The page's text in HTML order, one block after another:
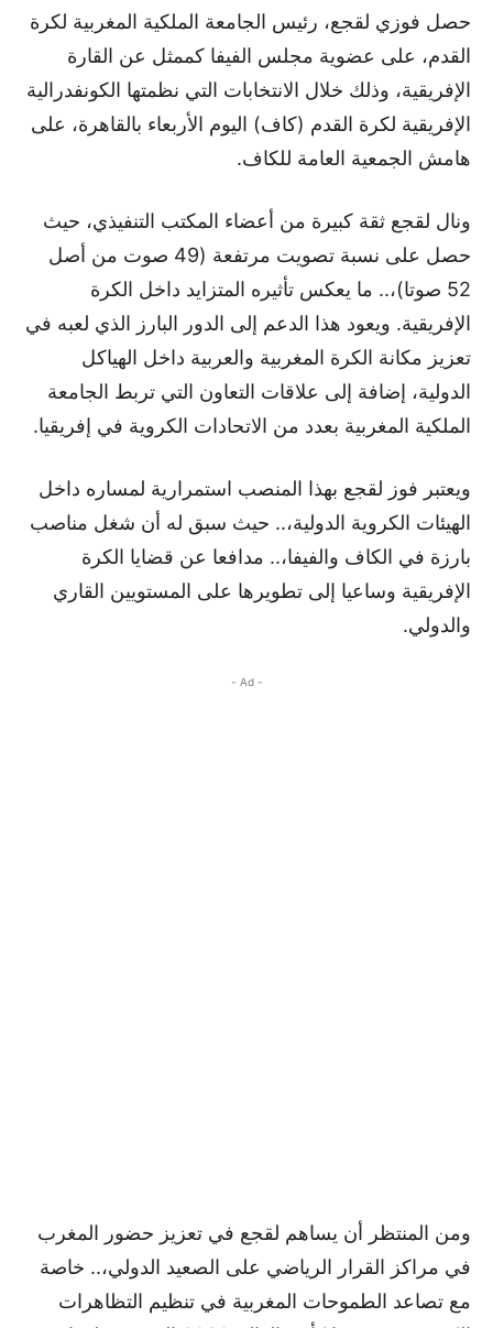
حصل فوزي لقجع، رئيس الجامعة الملكية المغربية لكرة
القدم، على عضوية مجلس الفيفا كممثل عن القارة
الإفريقية، وذلك خلال الانتخابات التي نظمتها الكونفدرالية
الإفريقية لكرة القدم (كاف) اليوم الأربعاء بالقاهرة، على
هامش الجمعية العامة للكاف.
ونال لقجع ثقة كبيرة من أعضاء المكتب التنفيذي، حيث
حصل على نسبة تصويت مرتفعة (49 صوت من أصل
52 صوتا)،.. ما يعكس تأثيره المتزايد داخل الكرة
الإفريقية. ويعود هذا الدعم إلى الدور البارز الذي لعبه في
تعزيز مكانة الكرة المغربية والعربية داخل الهياكل
الدولية، إضافة إلى علاقات التعاون التي تربط الجامعة
الملكية المغربية بعدد من الاتحادات الكروية في إفريقيا.
ويعتبر فوز لقجع بهذا المنصب استمرارية لمساره داخل
الهيئات الكروية الدولية،.. حيث سبق له أن شغل مناصب
بارزة في الكاف والفيفا،.. مدافعا عن قضايا الكرة
الإفريقية وساعيا إلى تطويرها على المستويين القاري
والدولي.
- Ad -
ومن المنتظر أن يساهم لقجع في تعزيز حضور المغرب
في مراكز القرار الرياضي على الصعيد الدولي،.. خاصة
مع تصاعد الطموحات المغربية في تنظيم التظاهرات